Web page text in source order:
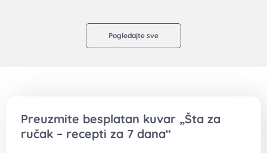
Pogledajte sve
Preuzmite besplatan kuvar „Šta za
ručak – recepti za 7 dana“